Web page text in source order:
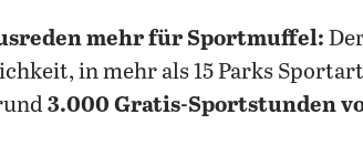
mehr für Sportmuffel:
in mehr als 15 Parks
3.000 Gratis-Sportstunden